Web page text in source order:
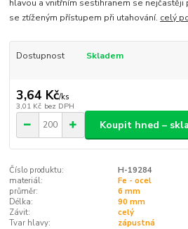
hlavou a vnitřním sestihranem se
se ztíženým přístupem při utahování. celý
Dostupnost Skladem
3,64 Kč/ks
3,01 Kč bez DPH
Koupit hned –
Číslo produktu:
H-19284
materiál:
Fe - ocel
průměr:
6 mm
Délka:
90 mm
Závit:
celý
Tvar hlavy:
zápustná